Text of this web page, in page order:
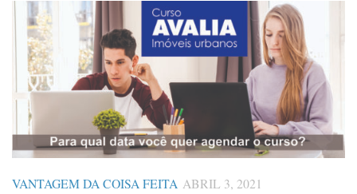
VANTAGEM DA COISA FEITA ABRIL 3, 2021